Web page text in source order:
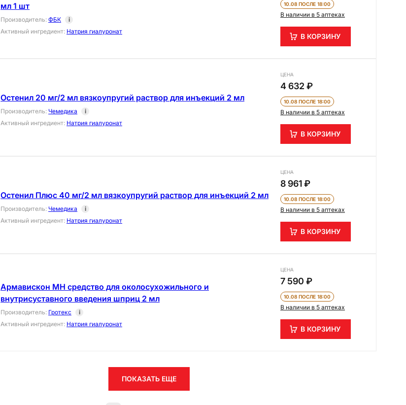
мл 1 шт
Производитель: ФБК
i
Активный ингредиент: Натрия гиалуронат
10.08 ПОСЛЕ 18:00
В наличии в 5 аптеках
В КОРЗИНУ
Остенил 20 мг/2 мл вязкоупругий раствор для инъекций 2 мл
Производитель: Чемедика
i
Активный ингредиент: Натрия гиалуронат
ЦЕНА
4 632 ₽
10.08 ПОСЛЕ 18:00
В наличии в 5 аптеках
В КОРЗИНУ
Остенил Плюс 40 мг/2 мл вязкоупругий раствор для инъекций 2 мл
Производитель: Чемедика
i
Активный ингредиент: Натрия гиалуронат
ЦЕНА
8 961 ₽
10.08 ПОСЛЕ 18:00
В наличии в 5 аптеках
В КОРЗИНУ
Армавискон МН средство для околосухожильного и
внутрисуставного введения шприц 2 мл
Производитель: Гротекс
i
Активный ингредиент: Натрия гиалуронат
ЦЕНА
7 590 ₽
10.08 ПОСЛЕ 18:00
В наличии в 5 аптеках
В КОРЗИНУ
ПОКАЗАТЬ ЕЩЕ